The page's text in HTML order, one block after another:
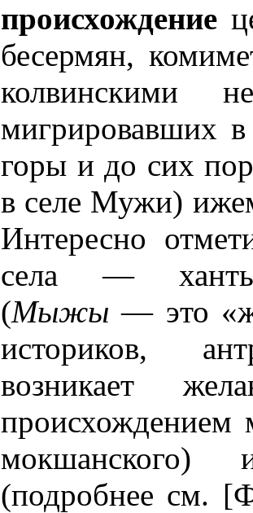
происхождение
бесермян,
колвинскими
мигрировавших
горы и до сих
в селе Мужи)
Интересно
села —
(Мыжы — это
историков,
возникает
происхождением
мокшанского)
(подробнее см.